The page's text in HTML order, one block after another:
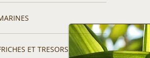
ET TRESORS